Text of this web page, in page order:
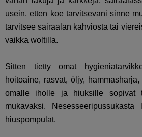
usein, etten koe tarvitsevani sinne
tarvitsee sairaalan kahviosta tai
vaikka woltilla.
Sitten tietty omat
hoitoaine, rasvat, öljy,
omalle iholle ja hiuksille sopivat
mukavaksi.
hiuspompulat.